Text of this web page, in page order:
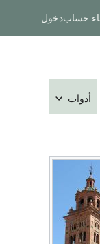
حسابدخول
أدوات